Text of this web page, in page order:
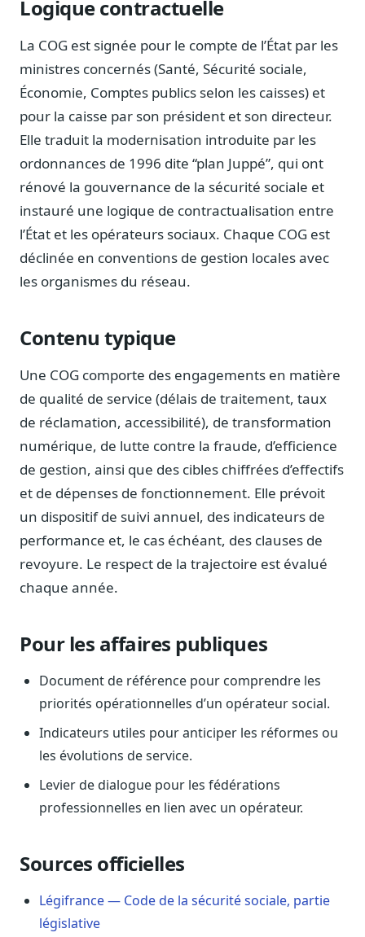
JO, décrets, conseil des ministres, AAI
Fédérations & plaidoyer
ONG, syndicats, ordres, associations
Parlementaires
Préparez vos interventions et amendements
Veille en temps réel, embeds pour vos contenus
Chercheurs
Données exhaustives pour vos travaux académiques
Suivi par secteur
11 secteurs : énergie, santé, finance, numérique…
Cas d'usage concrets
Conseil (Advisory)
Consultants seniors, plateforme Legiwatch incluse
Guides pratiques
17 guides sur le Parlement, la procédure, le plaidoyer
Blog & Podcast Hémicycle
Analyses, méthodes, coulisses
Lexique parlementaire
1027 termes expliqués
Glossaire affaires publiques
Lexique par thème métier
23 flux indexés
Nouveautés produit
Ils utilisent Legiwatch
Public Sénat, ONG, cabinets
Méthode, valeurs et équipe
Sécurité
Presse
Kit média, contacts
Logique contractuelle
La COG est signée pour le compte de l’État par les
ministres concernés (Santé, Sécurité sociale,
Économie, Comptes publics selon les caisses) et
pour la caisse par son président et son directeur.
Elle traduit la modernisation introduite par les
ordonnances de 1996 dite “plan Juppé”, qui ont
rénové la gouvernance de la sécurité sociale et
instauré une logique de contractualisation entre
l’État et les opérateurs sociaux. Chaque COG est
déclinée en conventions de gestion locales avec
les organismes du réseau.
Contenu typique
Une COG comporte des engagements en matière
de qualité de service (délais de traitement, taux
de réclamation, accessibilité), de transformation
numérique, de lutte contre la fraude, d’efficience
de gestion, ainsi que des cibles chiffrées d’effectifs
et de dépenses de fonctionnement. Elle prévoit
un dispositif de suivi annuel, des indicateurs de
performance et, le cas échéant, des clauses de
revoyure. Le respect de la trajectoire est évalué
chaque année.
Pour les affaires publiques
Document de référence pour comprendre les
priorités opérationnelles d’un opérateur social.
Indicateurs utiles pour anticiper les réformes ou
les évolutions de service.
Levier de dialogue pour les fédérations
professionnelles en lien avec un opérateur.
Sources officielles
Légifrance — Code de la sécurité sociale, partie
législative